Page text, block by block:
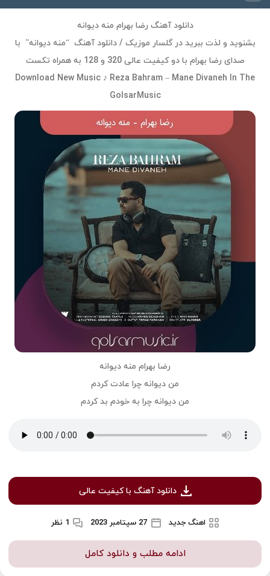
دانلود آهنگ رضا بهرام منه دیوانه
بشنوید و لذت ببرید در گلسار موزیک / دانلود آهنگ “منه دیوانه” با
صدای رضا بهرام با دو کیفیت عالی 320 و 128 به همراه تکست
Download New Music ♪ Reza Bahram – Mane Divaneh In The
GolsarMusic
رضا بهرام منه دیوانه
من دیوانه چرا عادت کردم
من دیوانه چرا به خودم بد کردم
دانلود آهنگ با کیفیت عالی
اهنگ جدید 27 سپتامبر 2023 1 نظر
ادامه مطلب و دانلود کامل